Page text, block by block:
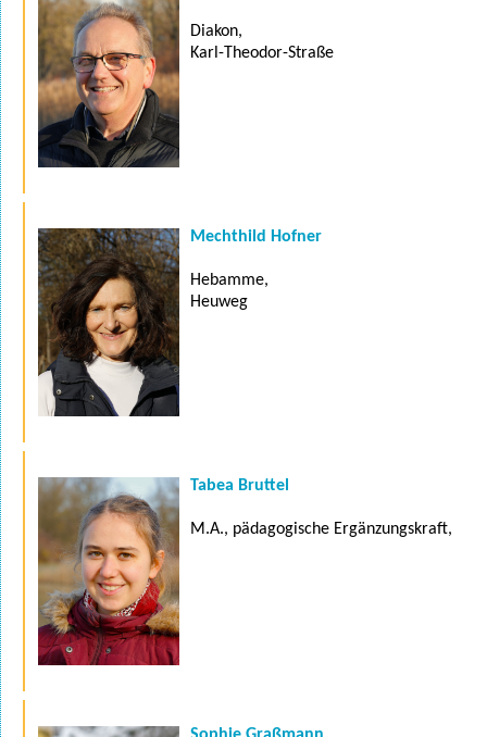
Diakon,
Karl-Theodor-Straße
Mechthild Hofner
Hebamme,
Heuweg
Tabea Bruttel
M.A., pädagogische Ergänzungskraft,